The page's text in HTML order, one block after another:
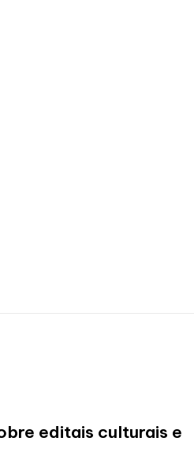
editais culturais e